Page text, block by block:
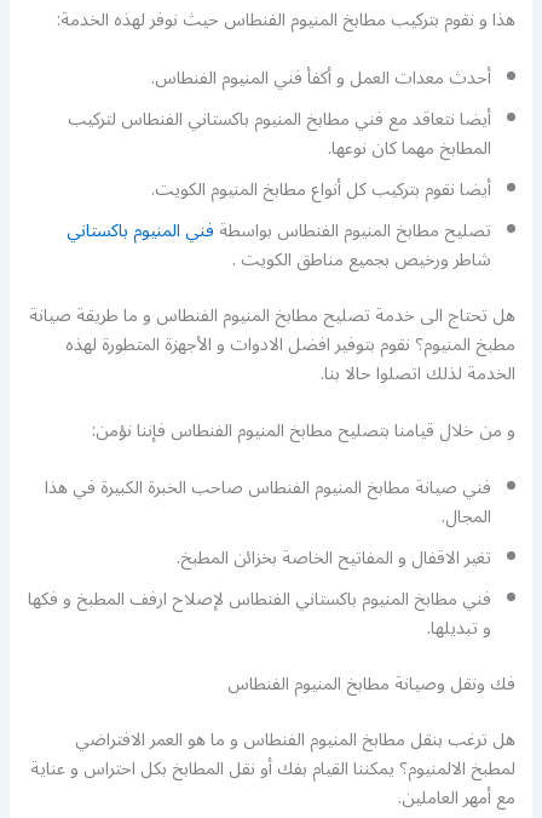
هذا و نقوم بتركيب مطابخ المنيوم الفنطاس حيث نوفر لهذه الخدمة:
أحدث معدات العمل و أكفأ فني المنيوم الفنطاس.
أيضا نتعاقد مع فني مطابخ المنيوم باكستاني الفنطاس لتركيب
المطابخ مهما كان نوعها.
أيضا نقوم بتركيب كل أنواع مطابخ المنيوم الكويت.
تصليح مطابخ المنيوم الفنطاس بواسطةفني المنيوم باكستاني
شاطر ورخيص بجميع مناطق الكويت .
هل تحتاج الى خدمة تصليح مطابخ المنيوم الفنطاس و ما طريقة صيانة
مطبخ المنيوم؟ نقوم بتوفير افضل الادوات و الأجهزة المتطورة لهذه
الخدمة لذلك اتصلوا حالا بنا.
و من خلال قيامنا بتصليح مطابخ المنيوم الفنطاس فإننا نؤمن:
فني صيانة مطابخ المنيوم الفنطاس صاحب الخبرة الكبيرة في هذا
المجال.
تغير الاقفال و المفاتيح الخاصة بخزائن المطبخ.
فني مطابخ المنيوم باكستاني الفنطاس لإصلاح ارفف المطبخ و فكها
و تبديلها.
فك ونقل وصيانة مطابخ المنيوم الفنطاس
هل ترغب بنقل مطابخ المنيوم الفنطاس و ما هو العمر الافتراضي
لمطبخ الالمنيوم؟ يمكننا القيام بفك أو نقل المطابخ بكل احتراس و عناية
مع أمهر العاملين.